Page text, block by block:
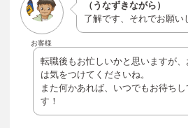
お客様
（うなずきながら）
了解です、それでお願い
転職後もお忙しいかと思いますが、
は気をつけてくださいね。
また何かあれば、いつでもお待ちし
す！